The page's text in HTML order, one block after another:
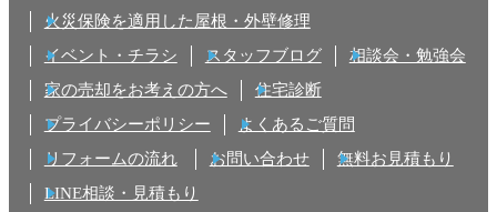
火災保険を適用した屋根・外壁修理
イベント・チラシ
スタッフブログ
相談会・勉強会
家の売却をお考えの方へ
住宅診断
プライバシーポリシー
よくあるご質問
リフォームの流れ
お問い合わせ
無料お見積もり
LINE相談・見積もり